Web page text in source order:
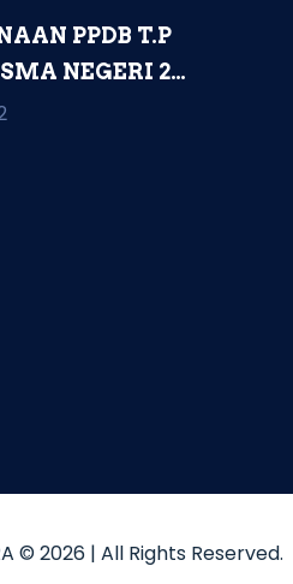
PPDB T.P
NEGERI 2
RAKYAT...
© 2026 | All Rights Reserved.